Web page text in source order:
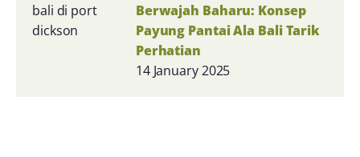
Berwajah Baharu: Konsep
Payung Pantai Ala Bali Tarik
Perhatian
14 January 2025